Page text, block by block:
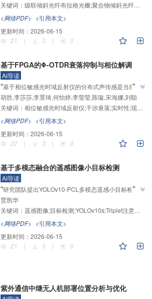
叉敏感问题提供解决方案，为聚合物倾斜光纤光栅传感
开辟了新方向。”
关键词： 级联倾斜光纤布拉格光栅;聚合物倾斜光纤光栅;温度;应变
<网络PDF> <引用本文>
更新时间： 2026-06-15
21
| 3 | 0
基于FPGA的Φ-OTDR衰落抑制与相位解调
AI导读
“基于相位敏感光时域反射仪的分布式声传感是当前学
术与产业界的热点，介绍了其在实时光纤传感领域的研
究进展，研究团队建立了基于FPGA的实时分布式光纤
声传感系统，为解决信号衰落与海量数据处理问题提供
解决方案。 ”
”
胡胜,李莎莎,李景琦,何怡婷,李莹莹,陈璇,宋海娜,刘聪
关键词： 相位敏感光时域反射仪;干涉衰落;实时性;现场可编程门阵列
<网络PDF> <引用本文>
更新时间： 2026-06-15
22
| 3 | 0
基于多模态融合的遥感图像小目标检测
AI导读
“研究团队提出YOLOv10-PCL多模态遥感小目标检测
模型，"通过多模态融合、注意力机制和损失函数优
化，提升了检测精度和鲁棒性"，在VEDAI数据集上
mAP50达79.8%，参数量仅6.72 MB，检测速度118
FPS，为复杂背景下遥感小目标实时检测提供了高效解
决方案。 ”
”
贾凯华
关键词： 遥感图像;目标检测;YOLOv10s;Triplet注意力机制;损失函数
<网络PDF> <引用本文>
更新时间： 2026-06-15
21
| 3 | 0
紫外通信中继无人机部署位置分析与优化